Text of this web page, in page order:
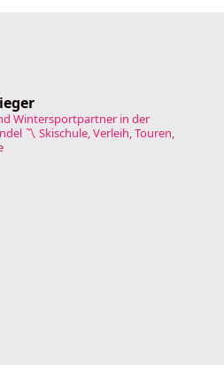
Wintersportpartner in der
〽️ Skischule, Verleih, Touren,